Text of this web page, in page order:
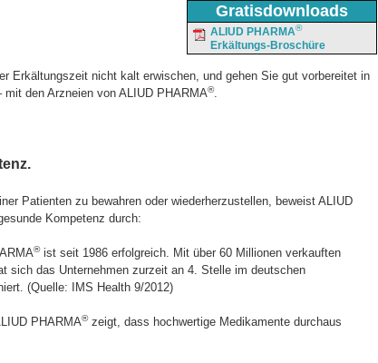
Gratisdownloads
ALIUD PHARMA®
Erkältungs-Broschüre
Erkältungszeit nicht kalt erwischen, und gehen Sie gut vorbereitet in
mit den Arzneien von ALIUD PHARMA®.
Patienten zu bewahren oder wiederherzustellen, beweist ALIUD
Kompetenz durch:
®ist seit 1986 erfolgreich. Mit über 60 Millionen verkauften
sich das Unternehmen zurzeit an 4. Stelle im deutschen
(Quelle: IMS Health 9/2012)
PHARMA®zeigt, dass hochwertige Medikamente durchaus